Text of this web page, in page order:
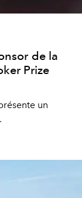
de la
Prize
un